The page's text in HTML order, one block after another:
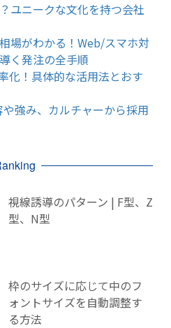
ユニークな文化を持つ会社
場がわかる！Web/スマホ対
く発注の全手順
化！具体的な活用法とおす
強み、カルチャーから採用
視線誘導のパターン | F型、Z
型、N型
枠のサイズに応じて中のフ
ォントサイズを自動調整す
る方法